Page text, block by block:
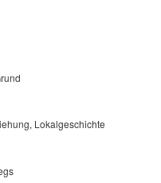
Lokalgeschichte